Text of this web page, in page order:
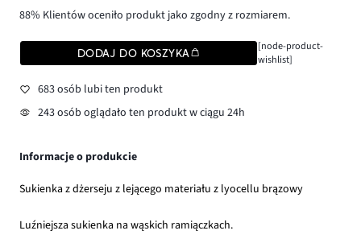
88% Klientów oceniło produkt jako zgodny z rozmiarem.
DODAJ DO KOSZYKA
[node-product-
wishlist]
683 osób lubi ten produkt
243 osób oglądało ten produkt w ciągu 24h
Informacje o produkcie
Sukienka z dżerseju z lejącego materiału z lyocellu brązowy
Luźniejsza sukienka na wąskich ramiączkach.